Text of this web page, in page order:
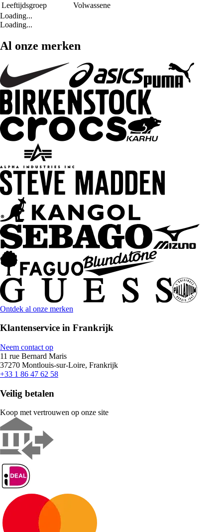
Leeftijdsgroep
Volwassene
Loading...
Loading...
Al onze merken
Ontdek al onze merken
Klantenservice in Frankrijk
Neem contact op
11 rue Bernard Maris
37270 Montlouis-sur-Loire, Frankrijk
+33 1 86 47 62 58
Veilig betalen
Koop met vertrouwen op onze site